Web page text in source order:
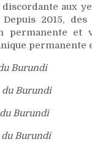
aux
2015,
permanente et
permanente
Burundi
Burundi
Burundi
Burundi